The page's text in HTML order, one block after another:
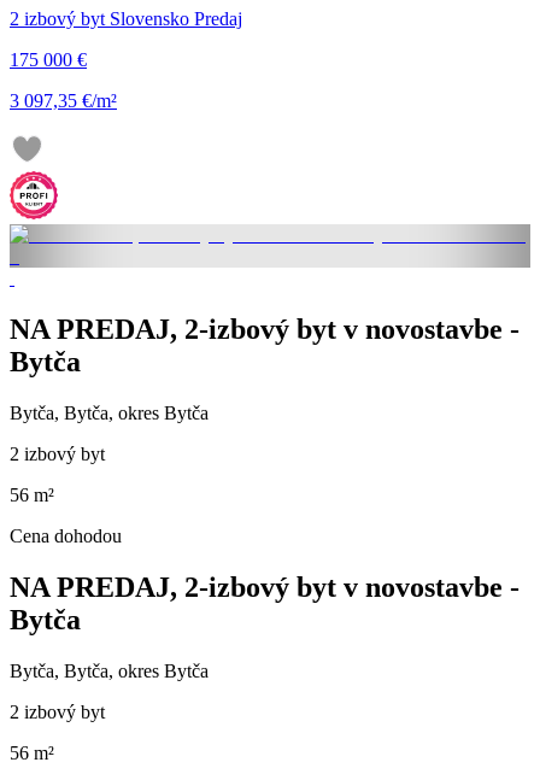
2 izbový byt Slovensko Predaj
175 000 €
3 097,35 €/m²
NA PREDAJ, 2-izbový byt v novostavbe -
Bytča
Bytča, Bytča, okres Bytča
2 izbový byt
56 m²
Cena dohodou
NA PREDAJ, 2-izbový byt v novostavbe -
Bytča
Bytča, Bytča, okres Bytča
2 izbový byt
56 m²